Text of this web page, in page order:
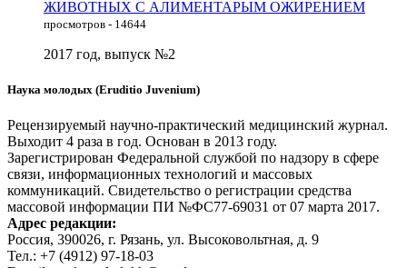
ЖИВОТНЫХ С АЛИМЕНТАРЫМ ОЖИРЕНИЕМ
просмотров - 14644
2017 год, выпуск №2
Наука молодых (Eruditio Juvenium)
Рецензируемый научно-практический медицинский журнал.
Выходит 4 раза в год. Основан в 2013 году.
Зарегистрирован Федеральной службой по надзору в сфере
связи, информационных технологий и массовых
коммуникаций. Свидетельство о регистрации средства
массовой информации ПИ №ФС77-69031 от 07 марта 2017.
Адрес редакции:
Россия, 390026, г. Рязань, ул. Высоковольтная, д. 9
Тел.: +7 (4912) 97-18-03